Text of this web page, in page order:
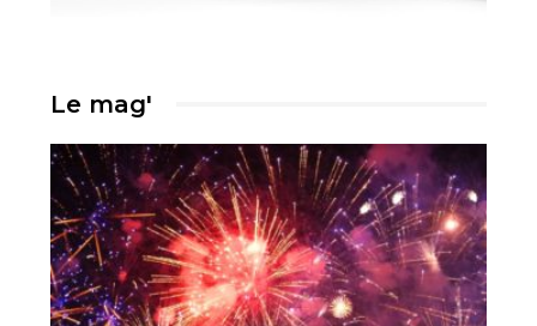
Le mag'